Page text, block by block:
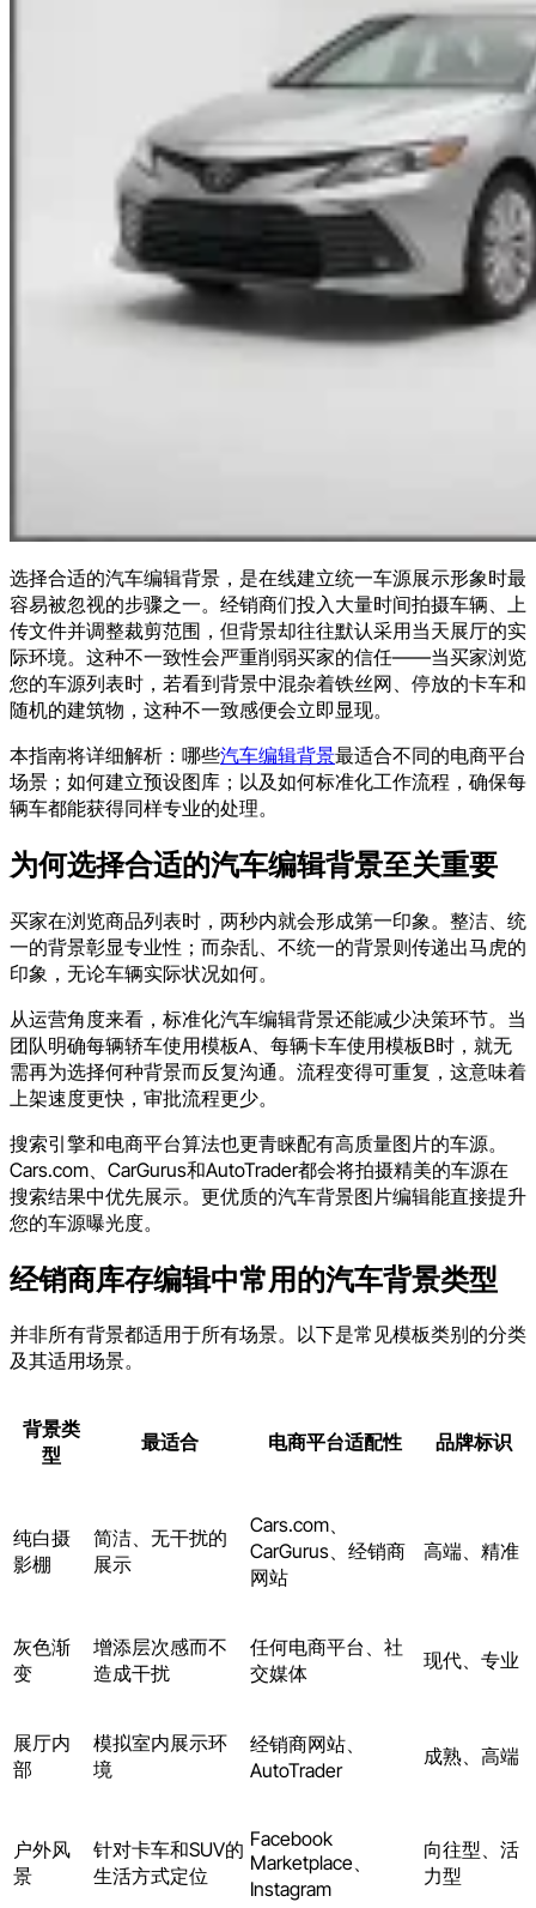
选择合适的汽车编辑背景，是在线建立统一车源展示形象时最
容易被忽视的步骤之一。经销商们投入大量时间拍摄车辆、上
传文件并调整裁剪范围，但背景却往往默认采用当天展厅的实
际环境。这种不一致性会严重削弱买家的信任——当买家浏览
您的车源列表时，若看到背景中混杂着铁丝网、停放的卡车和
随机的建筑物，这种不一致感便会立即显现。
本指南将详细解析：哪些汽车编辑背景最适合不同的电商平台
场景；如何建立预设图库；以及如何标准化工作流程，确保每
辆车都能获得同样专业的处理。
为何选择合适的汽车编辑背景至关重要
买家在浏览商品列表时，两秒内就会形成第一印象。整洁、统
一的背景彰显专业性；而杂乱、不统一的背景则传递出马虎的
印象，无论车辆实际状况如何。
从运营角度来看，标准化汽车编辑背景还能减少决策环节。当
团队明确每辆轿车使用模板A、每辆卡车使用模板B时，就无
需再为选择何种背景而反复沟通。流程变得可重复，这意味着
上架速度更快，审批流程更少。
搜索引擎和电商平台算法也更青睐配有高质量图片的车源。
Cars.com、CarGurus和AutoTrader都会将拍摄精美的车源在
搜索结果中优先展示。更优质的汽车背景图片编辑能直接提升
您的车源曝光度。
经销商库存编辑中常用的汽车背景类型
并非所有背景都适用于所有场景。以下是常见模板类别的分类
及其适用场景。
背景类
型
最适合 电商平台适配性 品牌标识
纯白摄
影棚
简洁、无干扰的
展示
Cars.com、
CarGurus、经销商
网站
高端、精准
灰色渐
变
增添层次感而不
造成干扰
任何电商平台、社
交媒体
现代、专业
展厅内
部
模拟室内展示环
境
经销商网站、
AutoTrader
成熟、高端
户外风
景
针对卡车和SUV的
生活方式定位
Facebook
Marketplace、
Instagram
向往型、活
力型